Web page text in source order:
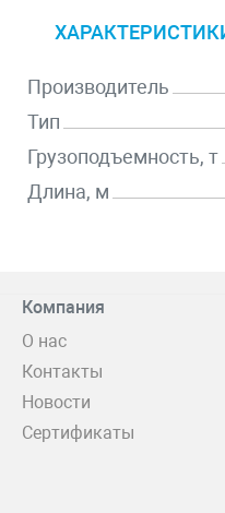
Производитель
Тип
Грузоподъемность, т
Длина, м
Компания
О нас
Контакты
Новости
Сертификаты